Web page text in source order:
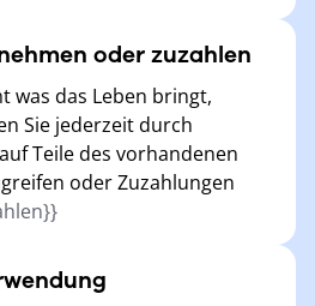
oder zuzahlen
was das Leben bringt,
Sie jederzeit durch
Teile des vorhandenen
oder Zuzahlungen